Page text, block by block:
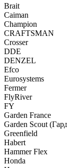
Brait
Caiman
Champion
CRAFTSMAN
Crosser
DDE
DENZEL
Efco
Eurosystems
Fermer
FlyRiver
FY
Garden France
Garden Scout
Greenfield
Habert
Hammer Flex
Honda